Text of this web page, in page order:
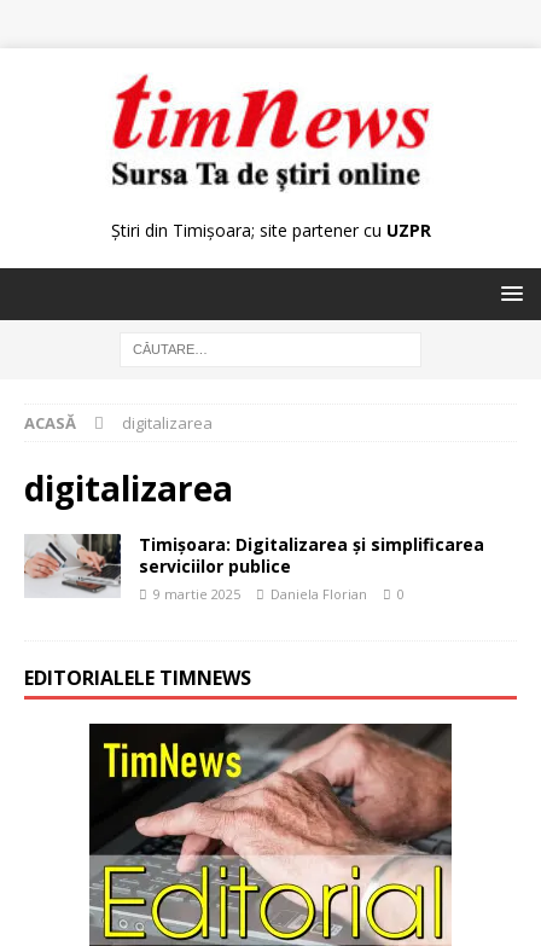
Știri din Timișoara; site partener cu UZPR
ACASĂ digitalizarea
digitalizarea
Timișoara: Digitalizarea și simplificarea
serviciilor publice
9 martie 2025 Daniela Florian 0
EDITORIALELE TIMNEWS